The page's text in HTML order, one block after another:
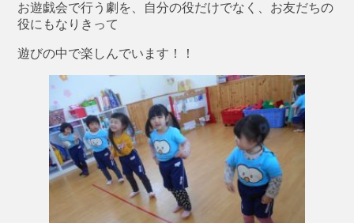
お遊戯会で行う劇を、自分の役だけでなく、お友だちの
役にもなりきって
遊びの中で楽しんでいます！！